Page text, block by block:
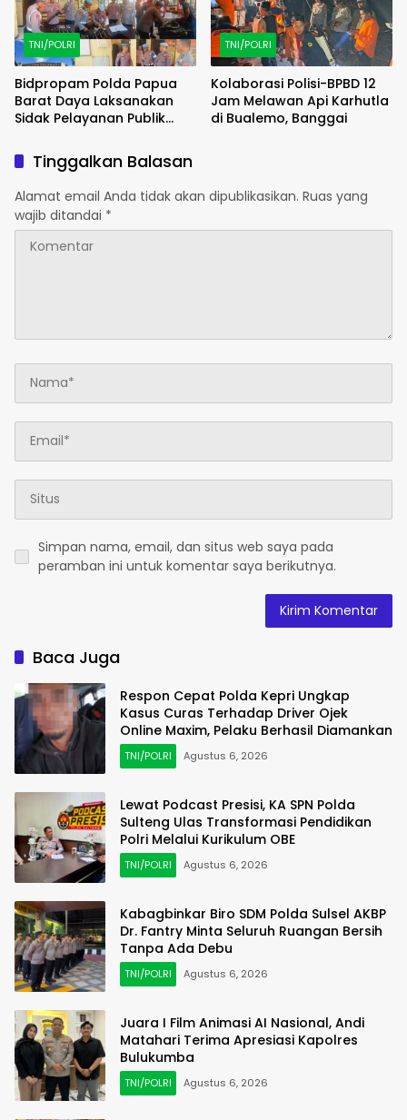
TNI/POLRI
Bidpropam Polda Papua
Barat Daya Laksanakan
Sidak Pelayanan Publik
di Polsek Salawati
TNI/POLRI
Kolaborasi Polisi-BPBD 12
Jam Melawan Api Karhutla
di Bualemo, Banggai
Tinggalkan Balasan
Alamat email Anda tidak akan dipublikasikan. Ruas yang
wajib ditandai *
Simpan nama, email, dan situs web saya pada
peramban ini untuk komentar saya berikutnya.
Baca Juga
Respon Cepat Polda Kepri Ungkap
Kasus Curas Terhadap Driver Ojek
Online Maxim, Pelaku Berhasil Diamankan
TNI/POLRI Agustus 6, 2026
Lewat Podcast Presisi, KA SPN Polda
Sulteng Ulas Transformasi Pendidikan
Polri Melalui Kurikulum OBE
TNI/POLRI Agustus 6, 2026
Kabagbinkar Biro SDM Polda Sulsel AKBP
Dr. Fantry Minta Seluruh Ruangan Bersih
Tanpa Ada Debu
TNI/POLRI Agustus 6, 2026
Juara I Film Animasi AI Nasional, Andi
Matahari Terima Apresiasi Kapolres
Bulukumba
TNI/POLRI Agustus 6, 2026